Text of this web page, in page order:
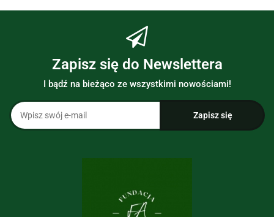
Zapisz się do Newslettera
I bądź na bieżąco ze wszystkimi nowościami!